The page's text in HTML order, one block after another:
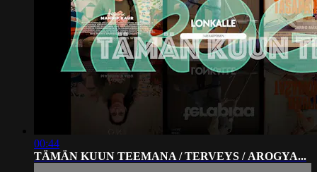
00:44
TÄMÄN KUUN TEEMANA / TERVEYS / AROGYA...